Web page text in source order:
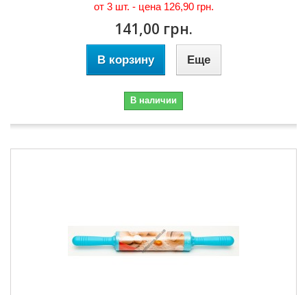
от 3 шт. - цена 126,90 грн.
141,00 грн.
В корзину Еще
В наличии